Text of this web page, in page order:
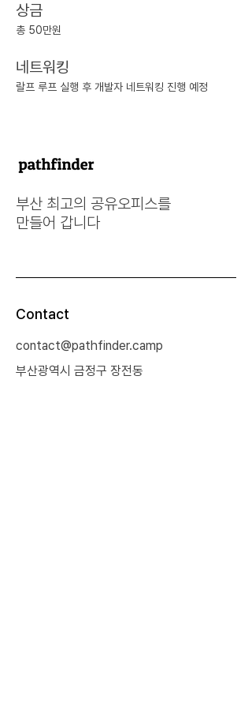
상금
총 50만원
네트워킹
랄프 루프 실행 후 개발자 네트워킹 진행 예정
부산 최고의 공유오피스를
만들어 갑니다
Contact
contact@pathfinder.camp
부산광역시 금정구 장전동